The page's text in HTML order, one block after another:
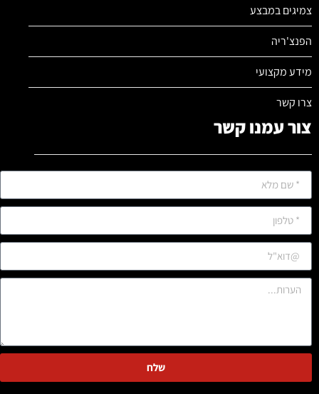
צמיגים במבצע
הפנצ'ריה
מידע מקצועי
צרו קשר
צור עמנו קשר
שלח